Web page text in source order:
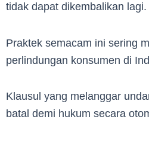
tidak dapat dikembalikan lagi.
Praktek semacam ini sering
perlindungan konsumen di
Klausul yang melanggar
batal demi hukum secara